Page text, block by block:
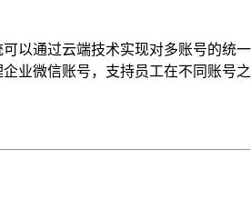
以通过云端技术实现对多账号的统一
业微信账号，支持员工在不同账号之